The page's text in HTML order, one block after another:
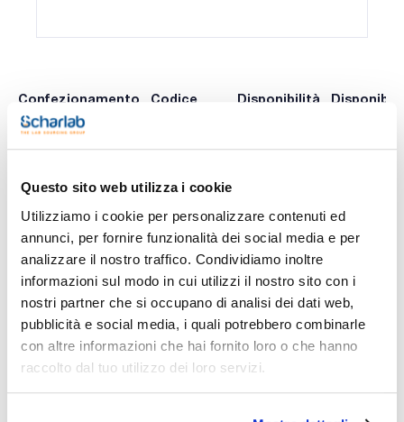
Questo sito web utilizza i cookie
Utilizziamo i cookie per personalizzare contenuti ed
annunci, per fornire funzionalità dei social media e per
analizzare il nostro traffico. Condividiamo inoltre
informazioni sul modo in cui utilizzi il nostro sito con i
nostri partner che si occupano di analisi dei dati web,
pubblicità e social media, i quali potrebbero combinarle
con altre informazioni che hai fornito loro o che hanno
raccolto dal tuo utilizzo dei loro servizi.
Confezionamento Codice
Disponibilità
Stampa pagina prodotto
Caratteristiche
Model : M100E
Volume (µL) : 10 50 100
System error (µL) : ± 0.50 ± 0.75 ± 1.00
Random error (µL) : <= 0.20 <= 0.30 <= 0.40
Pack (u.) : 1
Pipettaggio ergonomico per liquidi non acquosi.
combinazione con i loro pistoni capillari, offrono la massima
Vedi di più